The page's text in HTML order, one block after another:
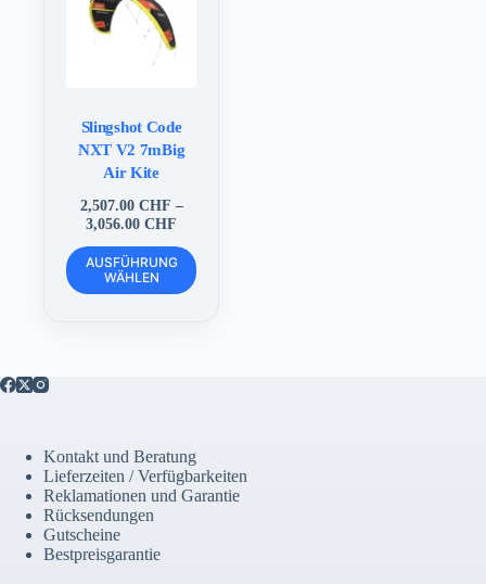
Slingshot Code
NXT V2 7mBig
Air Kite
2,507.00 CHF –
3,056.00CHF
bis
3,056.00 CHF
AUSFÜHRUNG
WÄHLEN
Dieses
Produkt
weist
der
Produktseite
gewählt
werden
Kontakt und Beratung
Lieferzeiten / Verfügbarkeiten
Reklamationen und Garantie
Rücksendungen
Gutscheine
Bestpreisgarantie